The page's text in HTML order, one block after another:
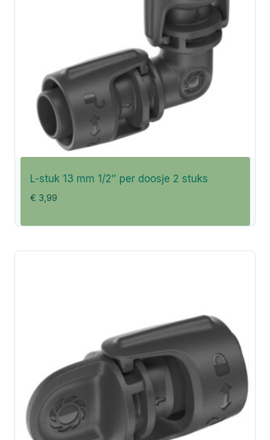
L-stuk 13 mm 1/2″ per doosje 2 stuks
€ 3,99